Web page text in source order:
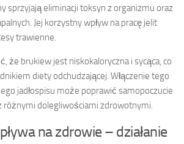
sprzyjają eliminacji toksyn z organizmu oraz
Jej korzystny wpływ na pracę jelit
trawienne.
że brukiew jest niskokaloryczna i sycąca, co
diety odchudzającej. Włączenie tego
jadłospisu może poprawić samopoczucie
różnymi dolegliwościami zdrowotnymi.
na zdrowie – działanie